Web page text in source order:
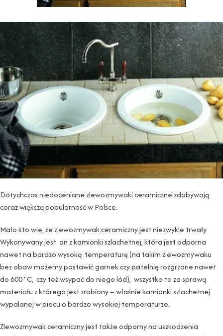
Dotychczas niedoceniane zlewozmywaki ceramiczne zdobywają
coraz większą popularność w Polsce.
Mało kto wie, że zlewozmywak ceramiczny jest niezwykle trwały.
Wykonywany jest on z kamionki szlachetnej, która jest odporna
nawet na bardzo wysoką temperaturę (na takim zlewozmywaku
bez obaw możemy postawić garnek czy patelnię rozgrzane nawet
do 600˚C, czy też wsypać do niego lód), wszystko to za sprawą
materiału z którego jest zrobiony – właśnie kamionki szlachetnej
wypalanej w piecu o bardzo wysokiej temperaturze.
Zlewozmywak ceramiczny jest także odporny na uszkodzenia